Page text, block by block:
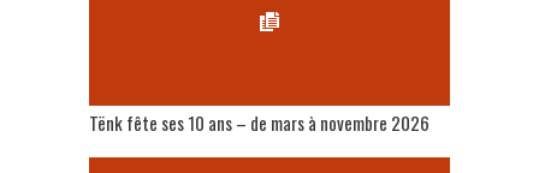
Tënk fête ses 10 ans – de mars à novembre 2026